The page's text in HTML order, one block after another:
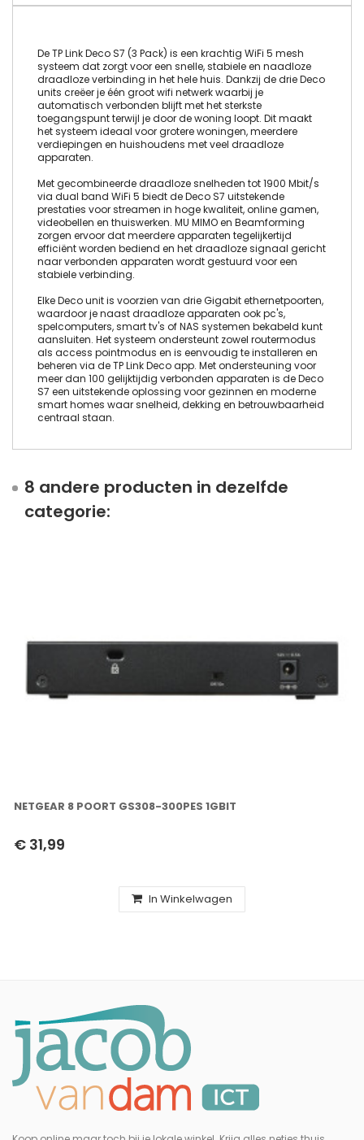
De TP Link Deco S7 (3 Pack) is een krachtig WiFi 5 mesh
systeem dat zorgt voor een snelle, stabiele en naadloze
draadloze verbinding in het hele huis. Dankzij de drie Deco
units creëer je één groot wifi netwerk waarbij je
automatisch verbonden blijft met het sterkste
toegangspunt terwijl je door de woning loopt. Dit maakt
het systeem ideaal voor grotere woningen, meerdere
verdiepingen en huishoudens met veel draadloze
apparaten.
Met gecombineerde draadloze snelheden tot 1900 Mbit/s
via dual band WiFi 5 biedt de Deco S7 uitstekende
prestaties voor streamen in hoge kwaliteit, online gamen,
videobellen en thuiswerken. MU MIMO en Beamforming
zorgen ervoor dat meerdere apparaten tegelijkertijd
efficiënt worden bediend en het draadloze signaal gericht
naar verbonden apparaten wordt gestuurd voor een
stabiele verbinding.
Elke Deco unit is voorzien van drie Gigabit ethernetpoorten,
waardoor je naast draadloze apparaten ook pc's,
spelcomputers, smart tv's of NAS systemen bekabeld kunt
aansluiten. Het systeem ondersteunt zowel routermodus
als access pointmodus en is eenvoudig te installeren en
beheren via de TP Link Deco app. Met ondersteuning voor
meer dan 100 gelijktijdig verbonden apparaten is de Deco
S7 een uitstekende oplossing voor gezinnen en moderne
smart homes waar snelheid, dekking en betrouwbaarheid
centraal staan.
8 andere producten in dezelfde
categorie:
NETGEAR 8 POORT GS308-300PES 1GBIT
€ 31,99
In Winkelwagen